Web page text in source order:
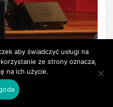
aby świadczyć usługi na
ze strony oznacza,
na ich użycie.